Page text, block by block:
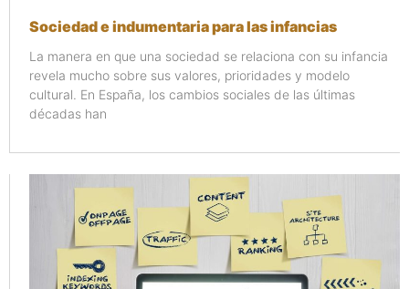
Sociedad e indumentaria para las infancias
La manera en que una sociedad se relaciona con su infancia
revela mucho sobre sus valores, prioridades y modelo
cultural. En España, los cambios sociales de las últimas
décadas han